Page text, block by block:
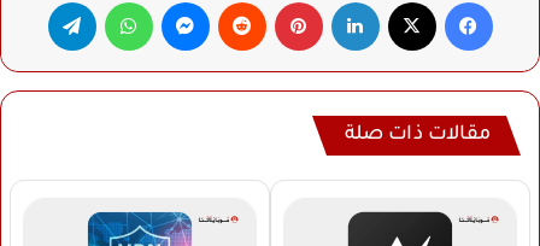
مقالات ذات صلة